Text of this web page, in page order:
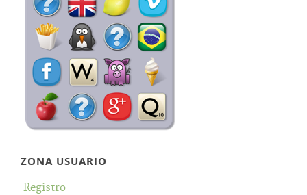
ZONA USUARIO
Registro